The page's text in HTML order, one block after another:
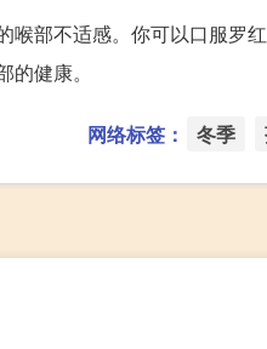
喉部不适感。你可以口服罗
健康。
网络标签： 冬季